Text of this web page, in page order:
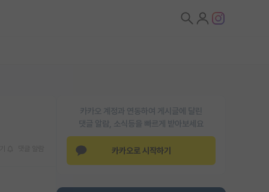
카카오 계정과 연동하여 게시글에 달린
댓글 알람, 소식등을 빠르게 받아보세요
카카오로 시작하기